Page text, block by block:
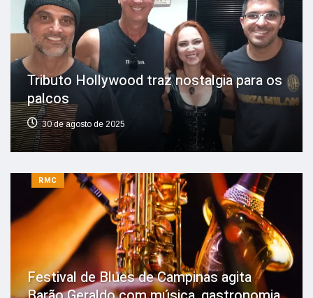
Tributo Hollywood traz nostalgia para os
palcos
30 de agosto de 2025
RMC
Festival de Blues de Campinas agita